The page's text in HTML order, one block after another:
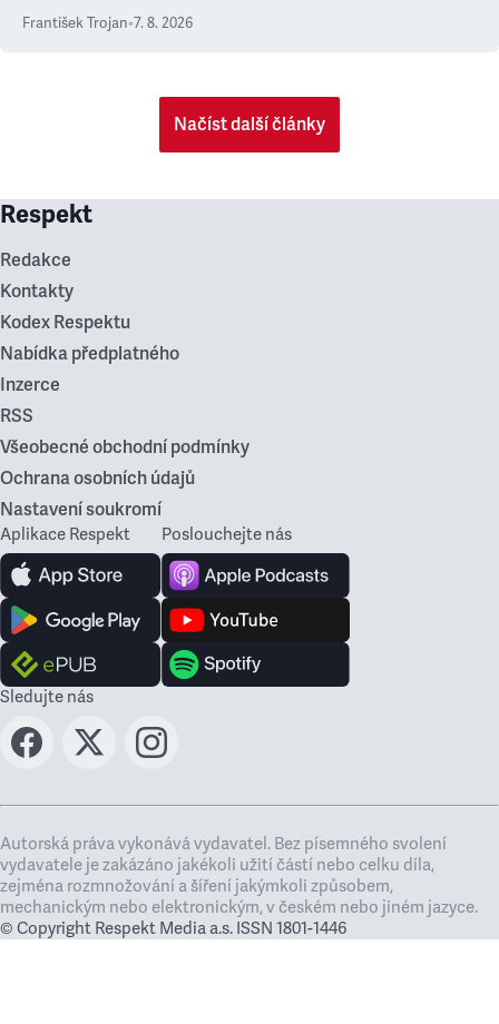
František Trojan•7. 8. 2026
Načíst další články
Respekt
Redakce
Kontakty
Kodex Respektu
Nabídka předplatného
Inzerce
RSS
Všeobecné obchodní podmínky
Ochrana osobních údajů
Nastavení soukromí
Aplikace Respekt Poslouchejte nás
Sledujte nás
Autorská práva vykonává vydavatel. Bez písemného svolení
vydavatele je zakázáno jakékoli užití částí nebo celku díla,
zejména rozmnožování a šíření jakýmkoli způsobem,
mechanickým nebo elektronickým, v českém nebo jiném jazyce.
© Copyright Respekt Media a.s. ISSN 1801-1446